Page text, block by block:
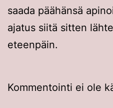
saada päähänsä
ajatus siitä sitten
eteenpäin.
Kommentointi ei ole